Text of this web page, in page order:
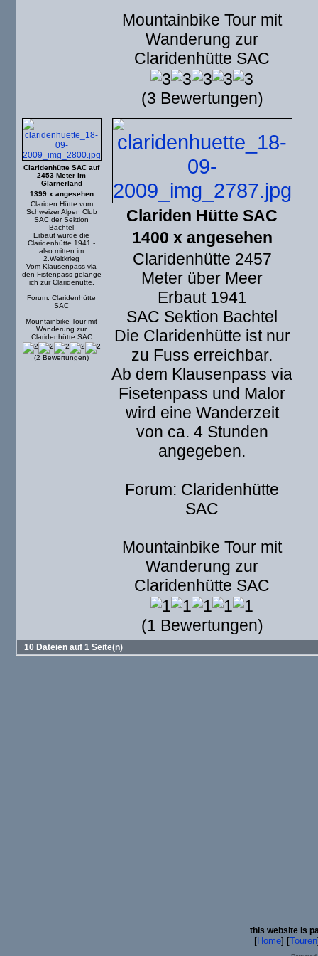
Mountainbike Tour mit
Wanderung zur
Claridenhütte SAC
(3 Bewertungen)
Claridenhütte SAC auf
2453 Meter im
Glarnerland
1399 x angesehen
Clariden Hütte vom
Schweizer Alpen Club
SAC der Sektion
Bachtel
Erbaut wurde die
Claridenhütte 1941 -
also mitten im
2.Weltkrieg
Vom Klausenpass via
den Fistenpass gelange
ich zur Claridenütte.
Forum: Claridenhütte
SAC
Mountainbike Tour mit
Wanderung zur
Claridenhütte SAC
(2 Bewertungen)
Clariden Hütte SAC
1400 x angesehen
Claridenhütte 2457
Meter über Meer
Erbaut 1941
SAC Sektion Bachtel
Die Claridenhütte ist nur
zu Fuss erreichbar.
Ab dem Klausenpass via
Fisetenpass und Malor
wird eine Wanderzeit
von ca. 4 Stunden
angegeben.
Forum: Claridenhütte
SAC
Mountainbike Tour mit
Wanderung zur
Claridenhütte SAC
(1 Bewertungen)
10 Dateien auf 1 Seite(n)
this website is
[Home] [Touren